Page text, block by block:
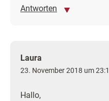
Antworten
Laura
23. November 2018 um
Hallo,